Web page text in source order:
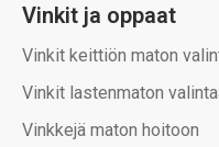
Vinkit ja oppaat
Vinkit keittiön maton
Vinkit lastenmaton
Vinkkejä maton hoitoon